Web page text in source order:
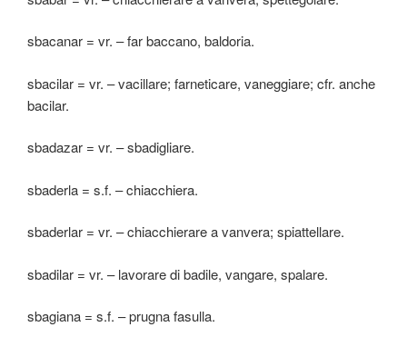
sbacanar = vr. – far baccano, baldoria.
sbacilar = vr. – vacillare; farneticare, vaneggiare; cfr. anche
bacilar.
sbadazar = vr. – sbadigliare.
sbaderla = s.f. – chiacchiera.
sbaderlar = vr. – chiacchierare a vanvera; spiattellare.
sbadilar = vr. – lavorare di badile, vangare, spalare.
sbagiana = s.f. – prugna fasulla.